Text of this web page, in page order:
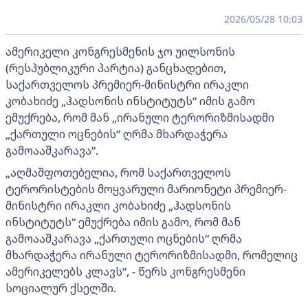
2026/05/28 10:03
ამერიკელი კონგრესმენის ჯო უილსონის
(რესპუბლიკური პარტია) განცხადებით,
საქართველოს პრემიერ-მინისტრი ირაკლი
კობახიძე „ჰადსონის ინსტიტუტს“ იმის გამო
ემუქრება, რომ მან „ირანული ტერორიზმისადმი
„ქართული ოცნების“ ღრმა მხარდაჭერა
გამოააშკარავა“.
„აღმაშფოთებელია, რომ საქართველოს
ტერორისტების მოყვარული მარიონეტი პრემიერ-
მინისტრი ირაკლი კობახიძე „ჰადსონის
ინსტიტუტს“ ემუქრება იმის გამო, რომ მან
გამოააშკარავა „ქართული ოცნების“ ღრმა
მხარდაჭერა ირანული ტერორიზმისადმი, რომელიც
ამერიკელებს კლავს“, - წერს კონგრესმენი
სოციალურ ქსელში.